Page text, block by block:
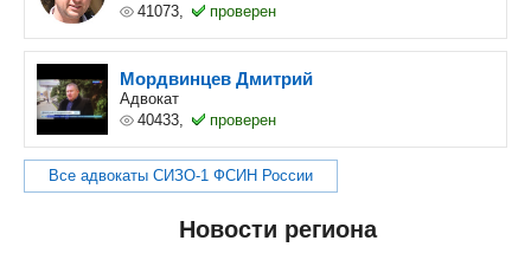
41073,
проверен
Мордвинцев Дмитрий
Адвокат
40433,
проверен
Все адвокаты СИЗО-1 ФСИН России
Новости региона